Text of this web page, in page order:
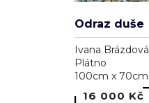
Odraz duše
Ivana Brázdová
Plátno
100cm x 70cm
16 000 Kč